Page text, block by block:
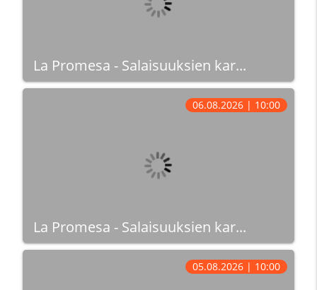
La Promesa - Salaisuuksien kar...
La Promesa - Salaisuuksien kar...
06.08.2026 | 10:00
05.08.2026 | 10:00